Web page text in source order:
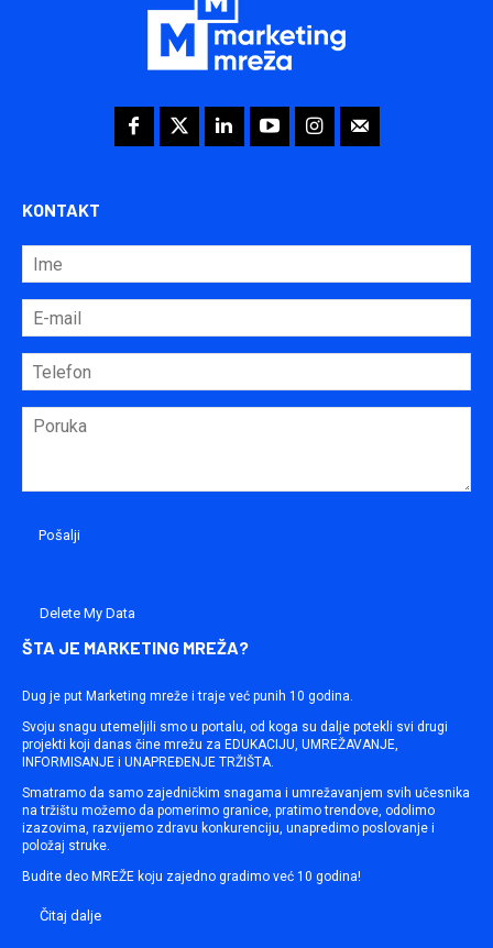
KONTAKT
Delete My Data
ŠTA JE MARKETING MREŽA?
Dug je put Marketing mreže i traje već punih 10 godina.
Svoju snagu utemeljili smo u portalu, od koga su dalje potekli svi drugi
projekti koji danas čine mrežu za EDUKACIJU, UMREŽAVANJE,
INFORMISANJE i UNAPREĐENJE TRŽIŠTA.
Smatramo da samo zajedničkim snagama i umrežavanjem svih učesnika
na tržištu možemo da pomerimo granice, pratimo trendove, odolimo
izazovima, razvijemo zdravu konkurenciju, unapredimo poslovanje i
položaj struke.
Budite deo MREŽE koju zajedno gradimo već 10 godina!
Čitaj dalje